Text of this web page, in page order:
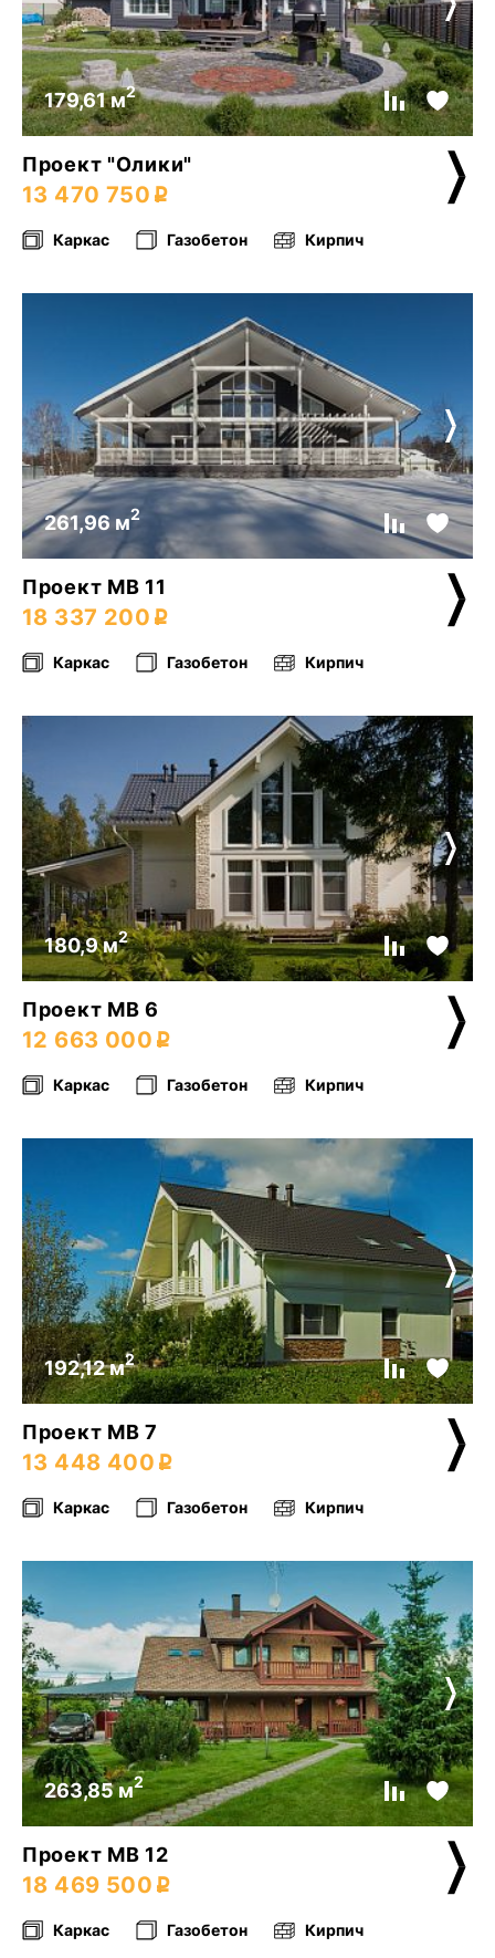
179,61 м2
Проект "Олики"
13 470 750
Каркас Газобетон Кирпич
261,96 м2
Проект МВ 11
18 337 200
Каркас Газобетон Кирпич
180,9 м2
Проект МВ 6
12 663 000
Каркас Газобетон Кирпич
192,12 м2
Проект МВ 7
13 448 400
Каркас Газобетон Кирпич
263,85 м2
Проект МВ 12
18 469 500
Каркас Газобетон Кирпич